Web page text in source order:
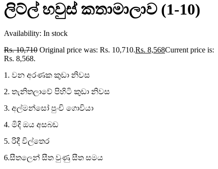
ලිට්ල් හවුස් කතාමාලාව (1-10)
Availability: In stock
Rs.10,710 Original price was: Rs. 10,710.Rs. 8,568Current price is:
Rs. 8,568.
1. වන අරණක කුඩා නිවස
2. තැනිතලාවේ පිහිටි කුඩා නිවස
3. අල්මන්සෝ පුංචි ගොවියා
4. මිදි ඔය අසබඩ
5. රිදී විල්තෙර
6.සීතලෙන් සීත වුණු සීත සමය